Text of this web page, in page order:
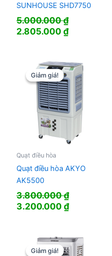
SUNHOUSE SHD7750
5.000.000₫
Giá
5.000.000 ₫.
2.805.000₫Giá
là:
₫.
Giảm giá!
Giảm giá!
Quạt điều hòa
Quạt điều hòa AKYO
AK5500
3.800.000₫
Giá
3.800.000 ₫.
3.200.000₫Giá
là:
Giảm giá!
Giảm giá!